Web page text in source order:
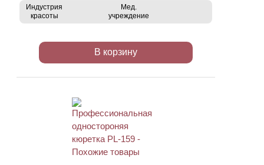
Индустрия
красоты
Мед.
учреждение
В корзину